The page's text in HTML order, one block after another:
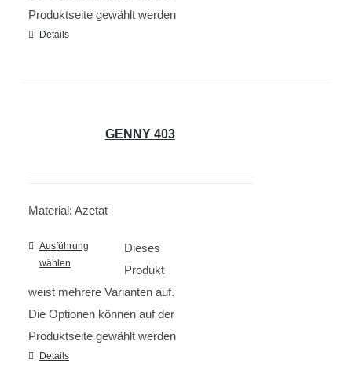
Produktseite gewählt werden
Details
GENNY 403
Material: Azetat
Ausführung
wählen
Dieses
Produkt
weist mehrere Varianten auf.
Die Optionen können auf der
Produktseite gewählt werden
Details